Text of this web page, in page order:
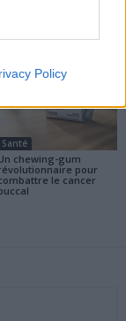
Policy
Santé
chewing-gum
pour
le cancer